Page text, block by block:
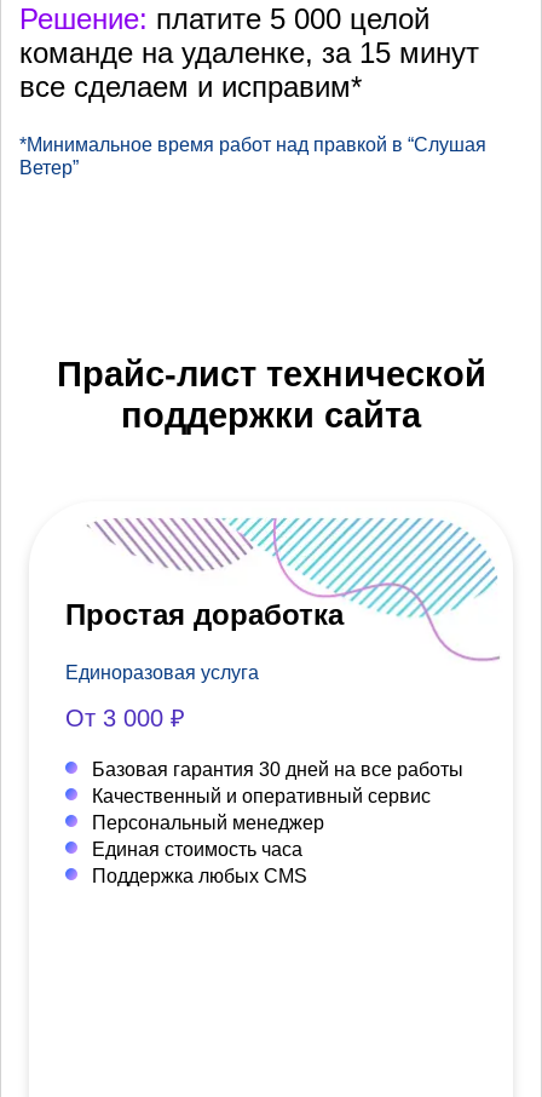
Решение: платите 5 000 целой
команде на удаленке, за 15 минут
все сделаем и исправим*
*Минимальное время работ над правкой в “Слушая
Ветер”
Прайс-лист технической
поддержки сайта
Простая доработка
Единоразовая услуга
От 3 000 ₽
Базовая гарантия 30 дней на все работы
Качественный и оперативный сервис
Персональный менеджер
Единая стоимость часа
Поддержка любых CMS